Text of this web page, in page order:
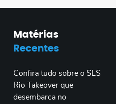
Matérias
Recentes
Confira tudo sobre o SLS
Rio Takeover que
desembarca no